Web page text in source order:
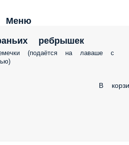
Меню
ребрышек
(подаётся на лаваше с
В